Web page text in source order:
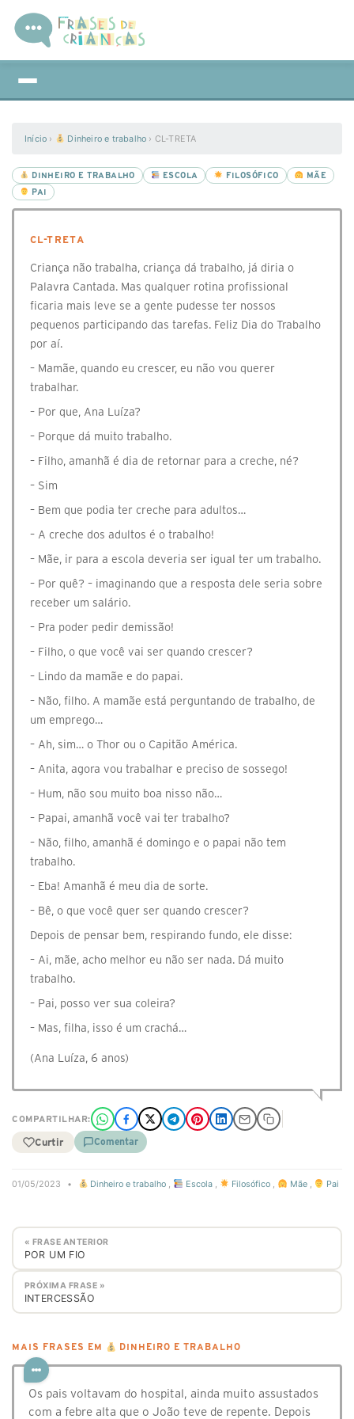
Início › Dinheiro e trabalho › CL-TRETA
DINHEIRO E TRABALHO ESCOLA FILOSÓFICO
MÃE
PAI
CL-TRETA
Criança não trabalha, criança dá trabalho, já diria o
Palavra Cantada. Mas qualquer rotina profissional
ficaria mais leve se a gente pudesse ter nossos
pequenos participando das tarefas. Feliz Dia do Trabalho
por aí.
– Mamãe, quando eu crescer, eu não vou querer
trabalhar.
– Por que, Ana Luíza?
– Porque dá muito trabalho.
– Filho, amanhã é dia de retornar para a creche, né?
– Sim
– Bem que podia ter creche para adultos…
– A creche dos adultos é o trabalho!
– Mãe, ir para a escola deveria ser igual ter um trabalho.
– Por quê? – imaginando que a resposta dele seria sobre
receber um salário.
– Pra poder pedir demissão!
– Filho, o que você vai ser quando crescer?
– Lindo da mamãe e do papai.
– Não, filho. A mamãe está perguntando de trabalho, de
um emprego…
– Ah, sim… o Thor ou o Capitão América.
– Anita, agora vou trabalhar e preciso de sossego!
– Hum, não sou muito boa nisso não…
– Papai, amanhã você vai ter trabalho?
– Não, filho, amanhã é domingo e o papai não tem
trabalho.
– Eba! Amanhã é meu dia de sorte.
– Bê, o que você quer ser quando crescer?
Depois de pensar bem, respirando fundo, ele disse:
– Ai, mãe, acho melhor eu não ser nada. Dá muito
trabalho.
– Pai, posso ver sua coleira?
– Mas, filha, isso é um crachá…
(Ana Luíza, 6 anos)
COMPARTILHAR:
Curtir Comentar
01/05/2023 • Dinheiro e trabalho , Escola, Filosófico , Mãe, Pai
« FRASE ANTERIOR
POR UM FIO
PRÓXIMA FRASE »
INTERCESSÃO
MAIS FRASES EM DINHEIRO E TRABALHO
Os pais voltavam do hospital, ainda muito assustados
com a febre alta que o João teve de repente. Depois